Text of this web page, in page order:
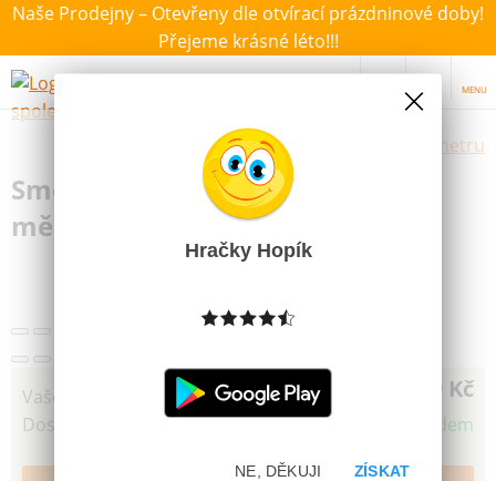
Naše Prodejny – Otevřeny dle otvírací prázdninové doby!
Přejeme krásné léto!!!
MENU
Výběr hraček dle zvoleného parametru
Směr Delfín plast 23cm od 12
měsíců
Vaše cena 59 Kč
Dostupnost Skladem
Hračky Hopík
ZÍSKAT
NE, DĚKUJI